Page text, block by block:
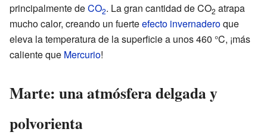
principalmente deCO2. La gran cantidad de CO2 atrapa
mucho calor, creando un fuerteefecto invernaderoque
eleva la temperatura de la superficie a unos 460 °C, ¡más
caliente que Mercurio!
Marte: una atmósfera delgada y
polvorienta